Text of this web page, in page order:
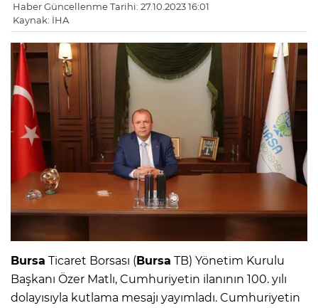
Haber Güncellenme Tarihi: 27.10.2023 16:01
Kaynak: İHA
Bursa Ticaret Borsası (Bursa TB) Yönetim Kurulu
Başkanı Özer Matlı, Cumhuriyetin ilanının 100. yılı
dolayısıyla kutlama mesajı yayımladı. Cumhuriyetin